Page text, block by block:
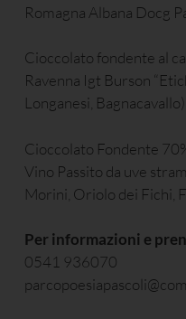
Romagna Albana Docg
Cioccolato fondente al
Ravenna Igt Burson
Longanesi, Bagnacavallo)
Cioccolato Fondente
Vino Passito da uve
Morini, Oriolo dei Fichi,
Per informazioni e
0541 936070